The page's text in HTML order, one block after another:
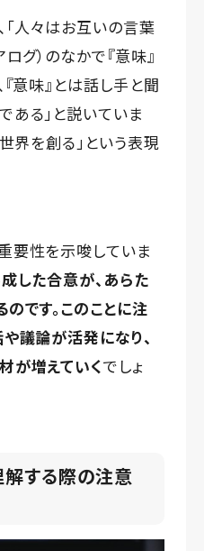
人々はお互いの言葉
グ）のなかで『意味』
意味』とは話し手と聞
る」と説いていま
界を創る」という表現
要性を示唆していま
した合意が、あらた
です。このことに注
議論が活発になり、
が増えていくでしょ
する際の注意